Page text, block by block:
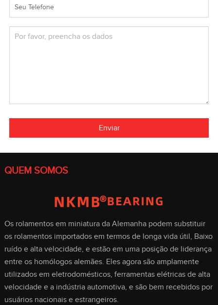
Enviar
QUEM SOMOS
Os rolamentos em miniatura da Alemanha podem substituir
os rolamentos importados em termos de longa vida útil, Baixo
ruído e alta velocidade, e estão em uma posição de liderança
entre os homólogos alemães. Eles agora são amplamente
utilizados em eletrodomésticos, ferramentas elétricas de alta
velocidade e a indústria automotiva, e são bem recebidos por
usuários nacionais e estrangeiros.